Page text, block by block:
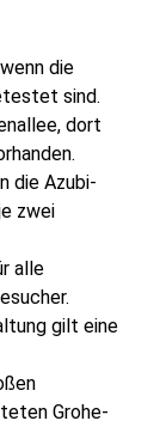
die
sind.
dort
die Azubi-
zwei
alle
gilt eine
Grohe-